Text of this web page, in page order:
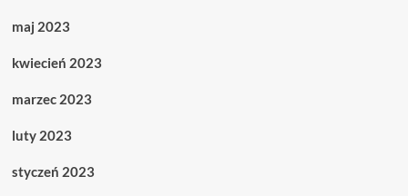
maj 2023
kwiecień 2023
marzec 2023
luty 2023
styczeń 2023